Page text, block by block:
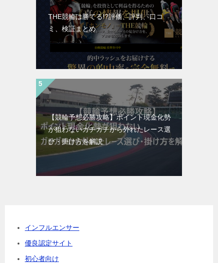
THE競輪は勝てる!?評価、評判、口コ
ミ、検証まとめ
【競輪予想必勝攻略】ポイント現金化勢
が狙わないガチガチから外れたレース選
び・掛け方を解説
インフルエンサー
優良認定サイト
初心者向け